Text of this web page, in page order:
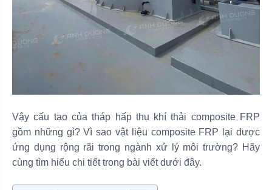
Vậy cấu tạo của tháp hấp thụ khí thải composite FRP
gồm những gì? Vì sao vật liệu composite FRP lại được
ứng dụng rộng rãi trong ngành xử lý môi trường? Hãy
cùng tìm hiểu chi tiết trong bài viết dưới đây.